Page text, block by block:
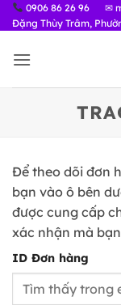
Bỏ
qua
dung
0906 86 26 96 ✉
Đặng Thùy Trâm,
Để theo dõi đơn
bạn vào ô bên
được cung cấp
xác nhận mà
ID Đơn hàng